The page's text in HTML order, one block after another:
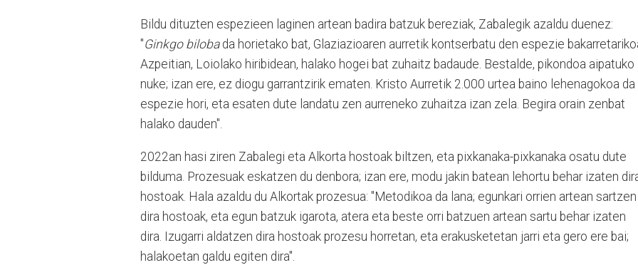
Bildu dituzten espezieen laginen artean badira batzuk bereziak, Zabalegik azaldu duenez:
"Ginkgo bilobada horietako bat, Glaziazioaren aurretik kontserbatu den espezie
Azpeitian, Loiolako hiribidean, halako hogei bat zuhaitz badaude. Bestalde, pikondoa aipatuko
nuke; izan ere, ez diogu garrantzirik ematen. Kristo Aurretik 2.000 urtea baino lehenagokoa da
espezie hori, eta esaten dute landatu zen aurreneko zuhaitza izan zela. Begira orain zenbat
halako dauden".
2022an hasi ziren Zabalegi eta Alkorta hostoak biltzen, eta pixkanaka-pixkanaka osatu dute
bilduma. Prozesuak eskatzen du denbora; izan ere, modu jakin batean lehortu behar izaten
hostoak. Hala azaldu du Alkortak prozesua: "Metodikoa da lana; egunkari orrien artean sartzen
dira hostoak, eta egun batzuk igarota, atera eta beste orri batzuen artean sartu behar izaten
dira. Izugarri aldatzen dira hostoak prozesu horretan, eta erakusketetan jarri eta gero ere bai;
halakoetan galdu egiten dira".